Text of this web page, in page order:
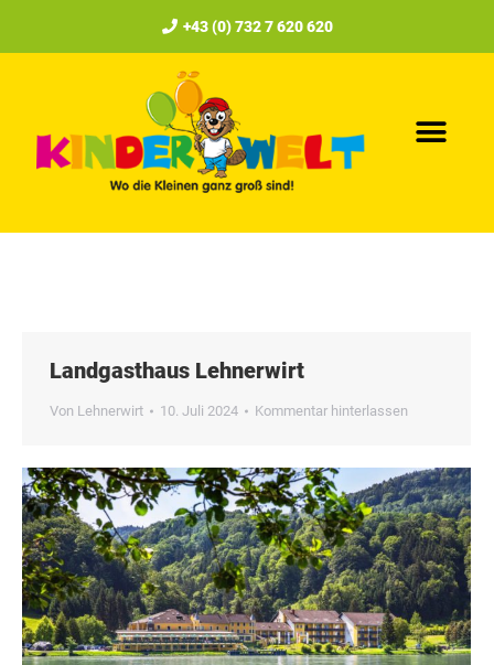
+43 (0) 732 7 620 620
Landgasthaus Lehnerwirt
Von Lehnerwirt 10. Juli 2024 Kommentar hinterlassen